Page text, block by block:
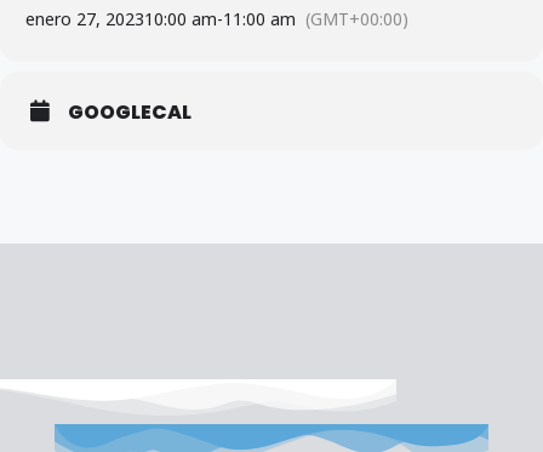
enero 27, 202310:00 am-11:00 am (GMT+00:00)
GOOGLECAL